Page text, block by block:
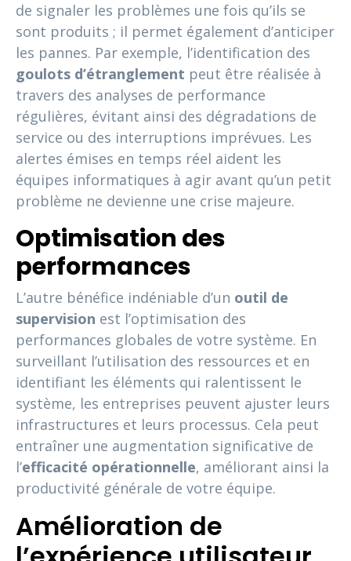
de signaler les problèmes une fois qu’ils se
sont produits ; il permet également d’anticiper
les pannes. Par exemple, l’identification des
goulots d’étranglement peut être réalisée à
travers des analyses de performance
régulières, évitant ainsi des dégradations de
service ou des interruptions imprévues. Les
alertes émises en temps réel aident les
équipes informatiques à agir avant qu’un petit
problème ne devienne une crise majeure.
Optimisation des
performances
L’autre bénéfice indéniable d’un outil de
supervision est l’optimisation des
performances globales de votre système. En
surveillant l’utilisation des ressources et en
identifiant les éléments qui ralentissent le
système, les entreprises peuvent ajuster leurs
infrastructures et leurs processus. Cela peut
entraîner une augmentation significative de
l’efficacité opérationnelle, améliorant ainsi la
productivité générale de votre équipe.
Amélioration de